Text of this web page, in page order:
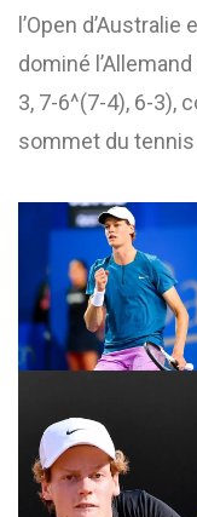
l’Open
dominé
3, 7-6^(7-4), 6-3),
sommet du